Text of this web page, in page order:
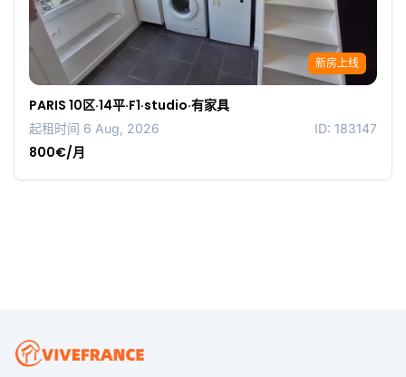
新房上线
PARIS 10区·14平·F1·studio·有家具
起租时间 6 Aug, 2026 ID: 183147
800€/月